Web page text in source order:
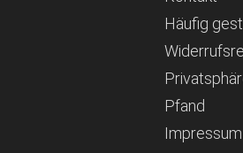
Häufig
Pfand
Impressum